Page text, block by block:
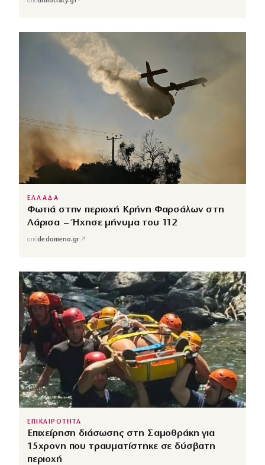
ΕΛΛΑΔΑ
Φωτιά στην περιοχή Κρήνη Φαρσάλων στη
Λάρισα – Ήχησε μήνυμα του 112
απόdedomeno.gr ↗
ΕΠΙΚΑΙΡΟΤΗΤΑ
Επιχείρηση διάσωσης στη Σαμοθράκη για
15χρονη που τραυματίστηκε σε δύσβατη
περιοχή